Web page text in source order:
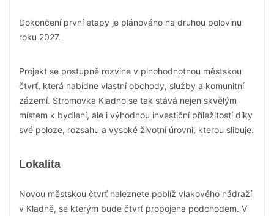
Dokončení první etapy je plánováno na druhou polovinu
roku 2027.
Projekt se postupně rozvine v plnohodnotnou městskou
čtvrť, která nabídne vlastní obchody, služby a komunitní
zázemí. Stromovka Kladno se tak stává nejen skvělým
místem k bydlení, ale i výhodnou investiční příležitostí díky
své poloze, rozsahu a vysoké životní úrovni, kterou slibuje.
Lokalita
Novou městskou čtvrť naleznete poblíž vlakového nádraží
v Kladně, se kterým bude čtvrť propojena podchodem. V